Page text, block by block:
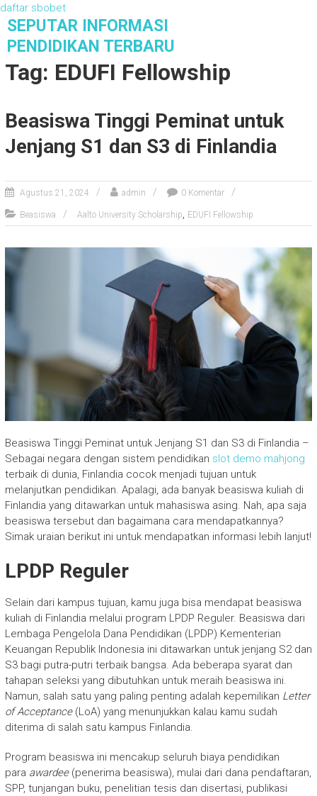
daftar sbobet
e
SEPUTAR INFORMASI
PENDIDIKAN TERBARU
Tag: EDUFI Fellowship
Beasiswa Tinggi Peminat untuk
Jenjang S1 dan S3 di Finlandia
Agustus 21, 2024 admin 0 Komentar
Beasiswa Aalto University Scholarship, EDUFI Fellowship
Beasiswa Tinggi Peminat untuk Jenjang S1 dan S3 di Finlandia –
Sebagai negara dengan sistem pendidikan slot demo mahjong
terbaik di dunia, Finlandia cocok menjadi tujuan untuk
melanjutkan pendidikan. Apalagi, ada banyak beasiswa kuliah di
Finlandia yang ditawarkan untuk mahasiswa asing. Nah, apa saja
beasiswa tersebut dan bagaimana cara mendapatkannya?
Simak uraian berikut ini untuk mendapatkan informasi lebih lanjut!
LPDP Reguler
Selain dari kampus tujuan, kamu juga bisa mendapat beasiswa
kuliah di Finlandia melalui program LPDP Reguler. Beasiswa dari
Lembaga Pengelola Dana Pendidikan (LPDP) Kementerian
Keuangan Republik Indonesia ini ditawarkan untuk jenjang S2 dan
S3 bagi putra-putri terbaik bangsa. Ada beberapa syarat dan
tahapan seleksi yang dibutuhkan untuk meraih beasiswa ini.
Namun, salah satu yang paling penting adalah kepemilikan Letter
of Acceptance(LoA) yang menunjukkan kalau kamu sudah
diterima di salah satu kampus Finlandia.
Program beasiswa ini mencakup seluruh biaya pendidikan
para awardee (penerima beasiswa), mulai dari dana pendaftaran,
SPP, tunjangan buku, penelitian tesis dan disertasi, publikasi